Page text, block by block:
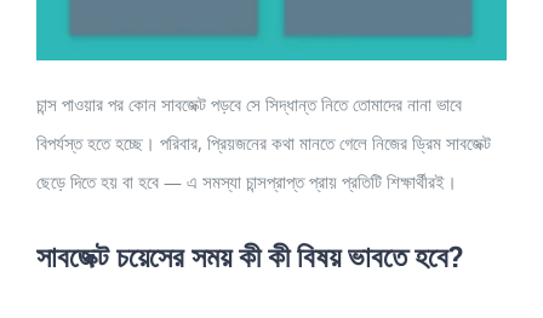
চান্স পাওয়ার পর কোন সাবজেক্ট পড়বে সে সিদ্ধান্ত নিতে তোমাদের নানা ভাবে
বিপর্যস্ত হতে হচ্ছে। পরিবার, প্রিয়জনের কথা মানতে গেলে নিজের ড্রিম সাবজেক্ট
ছেড়ে দিতে হয় বা হবে — এ সমস্যা চান্সপ্রাপ্ত প্রায় প্রতিটি শিক্ষার্থীরই।
সাবজেক্ট চয়েসের সময় কী কী বিষয় ভাবতে হবে?